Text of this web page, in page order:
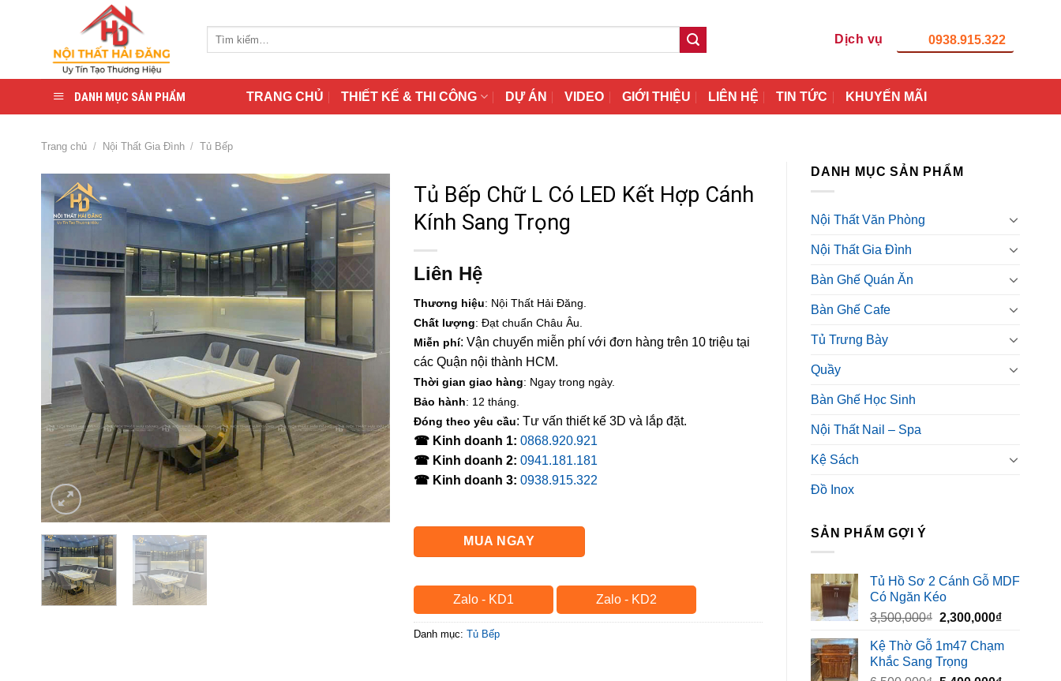
Dịch vụ 0938.915.322
DANH MỤC SẢN PHẨM TRANG CHỦ THIẾT KẾ & THI CÔNG DỰ ÁN VIDEO GIỚI THIỆU LIÊN HỆ TIN TỨC KHUYẾN MÃI
Trang chủ / Nội Thất Gia Đình / Tủ Bếp
DANH MỤC SẢN PHẨM
Nội Thất Văn Phòng
Nội Thất Gia Đình
Bàn Ghế Quán Ăn
Bàn Ghế Cafe
Tủ Trưng Bày
Quầy
Bàn Ghế Học Sinh
Nội Thất Nail – Spa
Kệ Sách
Đồ Inox
SẢN PHẨM GỢI Ý
Tủ Hồ Sơ 2 Cánh Gỗ MDF
Có Ngăn Kéo
3,500,000₫ Giá
là:
3,500,000₫.
2,300,000₫Giá
tại
Kệ Thờ Gỗ 1m47 Chạm
Khắc Sang Trọng
Tủ Bếp Chữ L Có LED Kết Hợp Cánh
Kính Sang Trọng
Liên Hệ
Thương hiệu: Nội Thất Hải Đăng.
Chất lượng: Đạt chuẩn Châu Âu.
Miễn phí: Vận chuyển miễn phí với đơn hàng trên 10 triệu tại
các Quận nội thành HCM.
Thời gian giao hàng: Ngay trong ngày.
Bảo hành: 12 tháng.
Đóng theo yêu cầu: Tư vấn thiết kế 3D và lắp đặt.
☎ Kinh doanh 1: 0868.920.921
☎ Kinh doanh 2: 0941.181.181
☎ Kinh doanh 3: 0938.915.322
MUA NGAY
Zalo - KD1 Zalo - KD2
Danh mục: Tủ Bếp